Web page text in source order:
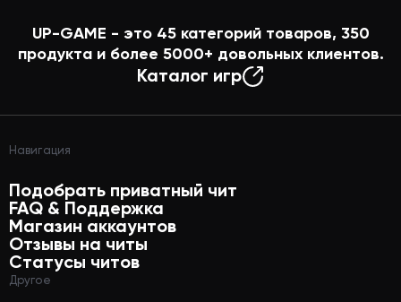
UP-GAME - это 45категорий товаров, 350
продукта и более 5000+ довольных клиентов.
Каталог игр
Навигация
Подобрать приватный чит
FAQ & Поддержка
Магазин аккаунтов
Отзывы на читы
Статусы читов
Другое